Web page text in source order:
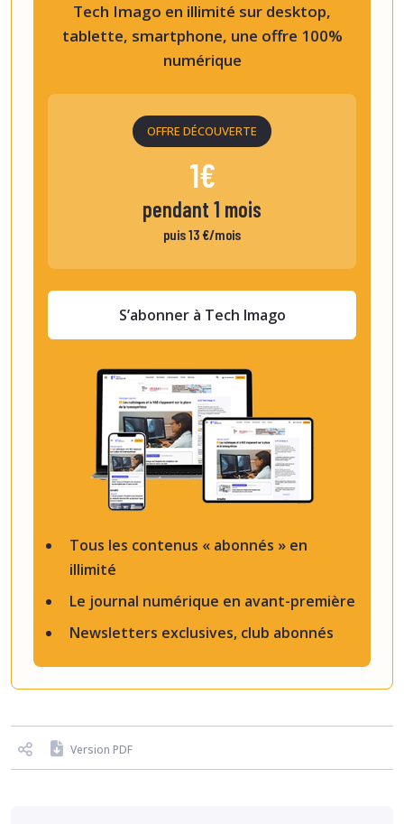
Tous les contenus « abonnés » en
illimité
Le journal numérique en avant-première
Newsletters exclusives, club abonnés
Tech Imago en illimité sur desktop,
tablette, smartphone, une offre 100%
numérique
OFFRE DÉCOUVERTE
1€
pendant 1 mois
puis 13 €/mois
S’abonner à Tech Imago
Version PDF